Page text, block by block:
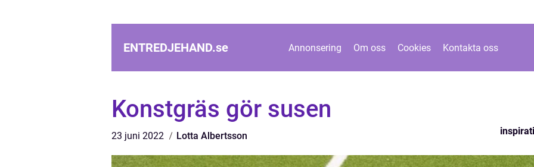
ENTREDJEHAND.se Annonsering Om oss Cookies Kontakta oss
Konstgräs gör susen
23 juni 2022 Lotta Albertsson